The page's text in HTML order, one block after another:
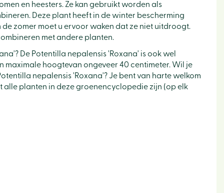
en heesters. Ze kan gebruikt worden als
Deze plant heeft in de winter bescherming
zomer moet u ervoor waken dat ze niet uitdroogt.
met andere planten.
De Potentilla nepalensis 'Roxana' is ook wel
maximale hoogtevan ongeveer 40 centimeter. Wil je
nepalensis 'Roxana'? Je bent van harte welkom
alle planten in deze groenencyclopedie zijn (op elk